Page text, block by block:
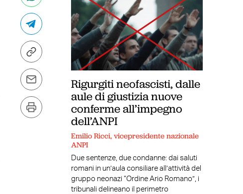
Rigurgiti neofascisti, dalle
aule di giustizia nuove
conferme all’impegno
dell’ANPI
Emilio Ricci, vicepresidente nazionale
ANPI
Due sentenze, due condanne: dai saluti
romani in un’aula consiliare all’attività del
gruppo neonazi “Ordine Ario Romano”, i
tribunali delineano il perimetro